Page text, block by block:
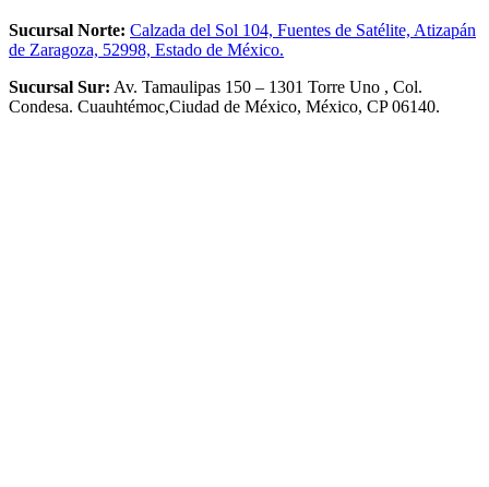
Sucursal Norte: Calzada del Sol 104, Fuentes de Satélite, Atizapán
de Zaragoza, 52998, Estado de México.
Sucursal Sur: Av. Tamaulipas 150 – 1301 Torre Uno , Col.
Condesa. Cuauhtémoc,Ciudad de México, México, CP 06140.